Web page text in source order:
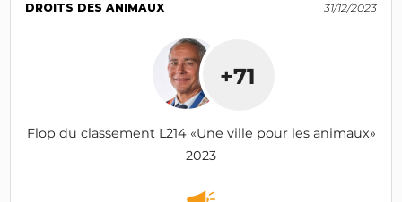
DROITS DES ANIMAUX 31/12/2023
+71
Flop du classement L214 «Une ville pour les animaux»
2023